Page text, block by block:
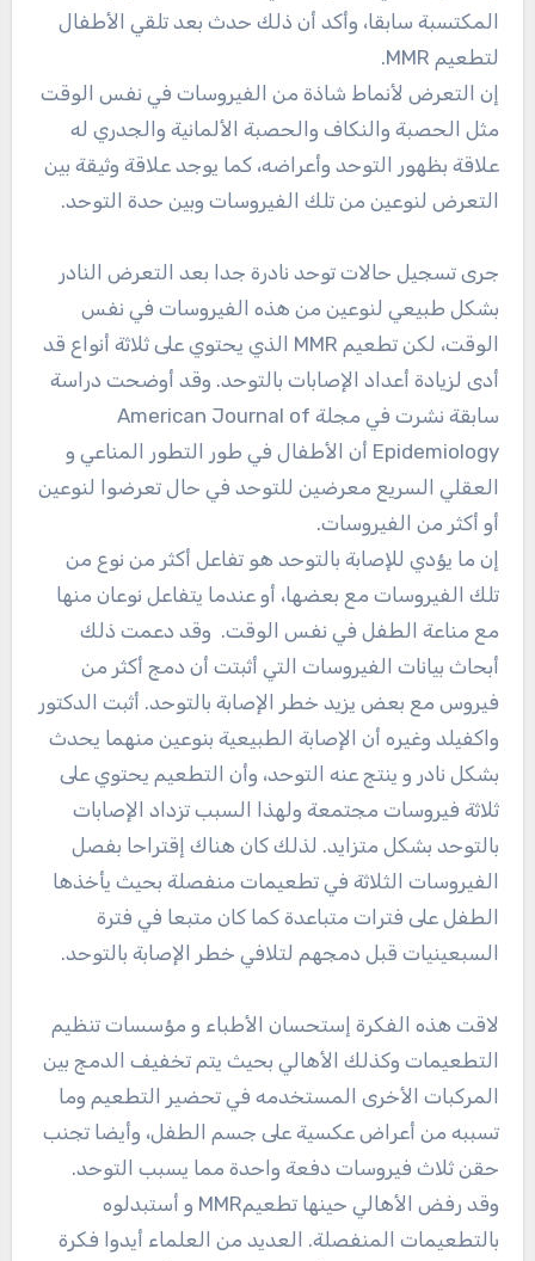
المكتسبة سابقا، وأكد أن ذلك حدث بعد تلقي الأطفال
لتطعيم MMR.
إن التعرض لأنماط شاذة من الفيروسات في نفس الوقت
مثل الحصبة والنكاف والحصبة الألمانية والجدري له
علاقة بظهور التوحد وأعراضه، كما يوجد علاقة وثيقة بين
التعرض لنوعين من تلك الفيروسات وبين حدة التوحد.
جرى تسجيل حالات توحد نادرة جدا بعد التعرض النادر
بشكل طبيعي لنوعين من هذه الفيروسات في نفس
الوقت، لكن تطعيم MMR الذي يحتوي على ثلاثة أنواع قد
أدى لزيادة أعداد الإصابات بالتوحد. وقد أوضحت دراسة
سابقة نشرت في مجلة American Journal of
Epidemiology أن الأطفال في طور التطور المناعي و
العقلي السريع معرضين للتوحد في حال تعرضوا لنوعين
أو أكثر من الفيروسات.
إن ما يؤدي للإصابة بالتوحد هو تفاعل أكثر من نوع من
تلك الفيروسات مع بعضها، أو عندما يتفاعل نوعان منها
مع مناعة الطفل في نفس الوقت. وقد دعمت ذلك
أبحاث بيانات الفيروسات التي أثبتت أن دمج أكثر من
فيروس مع بعض يزيد خطر الإصابة بالتوحد. أثبت الدكتور
واكفيلد وغيره أن الإصابة الطبيعية بنوعين منهما يحدث
بشكل نادر و ينتج عنه التوحد، وأن التطعيم يحتوي على
ثلاثة فيروسات مجتمعة ولهذا السبب تزداد الإصابات
بالتوحد بشكل متزايد. لذلك كان هناك إقتراحا بفصل
الفيروسات الثلاثة في تطعيمات منفصلة بحيث يأخذها
الطفل على فترات متباعدة كما كان متبعا في فترة
السبعينيات قبل دمجهم لتلافي خطر الإصابة بالتوحد.
لاقت هذه الفكرة إستحسان الأطباء و مؤسسات تنظيم
التطعيمات وكذلك الأهالي بحيث يتم تخفيف الدمج بين
المركبات الأخرى المستخدمه في تحضير التطعيم وما
تسببه من أعراض عكسية على جسم الطفل، وأيضا تجنب
حقن ثلاث فيروسات دفعة واحدة مما يسبب التوحد.
وقد رفض الأهالي حينها تطعيمMMR و أستبدلوه
بالتطعيمات المنفصلة. العديد من العلماء أيدوا فكرة